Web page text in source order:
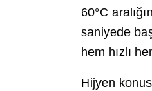
60°C
saniyede
hem hızlı
Hijyen